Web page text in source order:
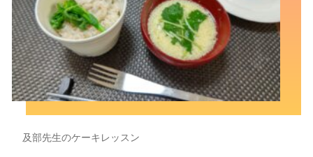
及部先生のケーキレッスン